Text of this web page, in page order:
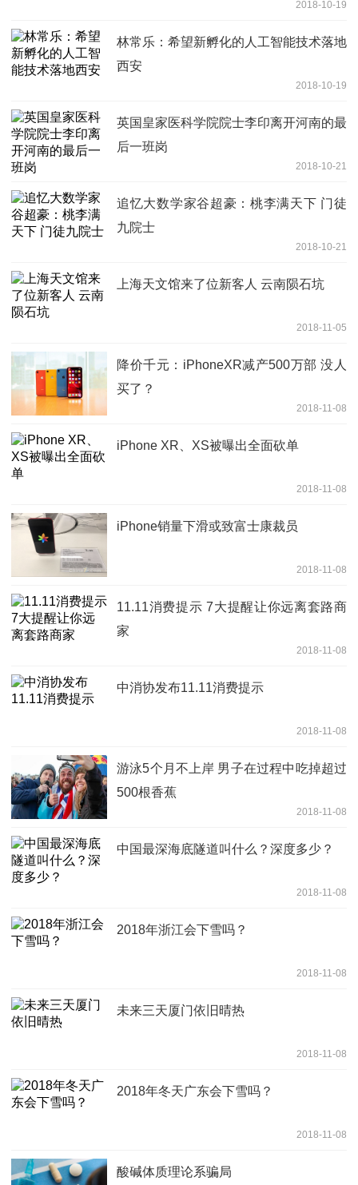
2018-10-19
林常乐：希望新孵化的人工智能技术落地
西安
2018-10-19
英国皇家医科学院院士李印离开河南的最
后一班岗
2018-10-21
追忆大数学家谷超豪：桃李满天下 门徒
九院士
2018-10-21
上海天文馆来了位新客人 云南陨石坑
2018-11-05
降价千元：iPhoneXR减产500万部 没人
买了？
2018-11-08
iPhone XR、XS被曝出全面砍单
2018-11-08
iPhone销量下滑或致富士康裁员
2018-11-08
11.11消费提示 7大提醒让你远离套路商
家
2018-11-08
中消协发布11.11消费提示
2018-11-08
游泳5个月不上岸 男子在过程中吃掉超过
500根香蕉
2018-11-08
中国最深海底隧道叫什么？深度多少？
2018-11-08
2018年浙江会下雪吗？
2018-11-08
未来三天厦门依旧晴热
2018-11-08
2018年冬天广东会下雪吗？
2018-11-08
酸碱体质理论系骗局